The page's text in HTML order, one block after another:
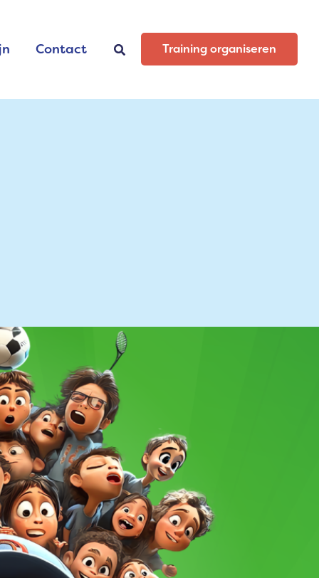
Contact Zoeken Training organiseren